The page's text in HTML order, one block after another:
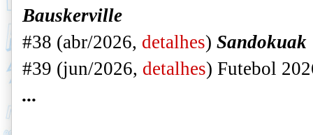
Bauskerville
#38 (abr/2026, detalhes) Sandokuak
#39 (jun/2026, detalhes) Futebol
...